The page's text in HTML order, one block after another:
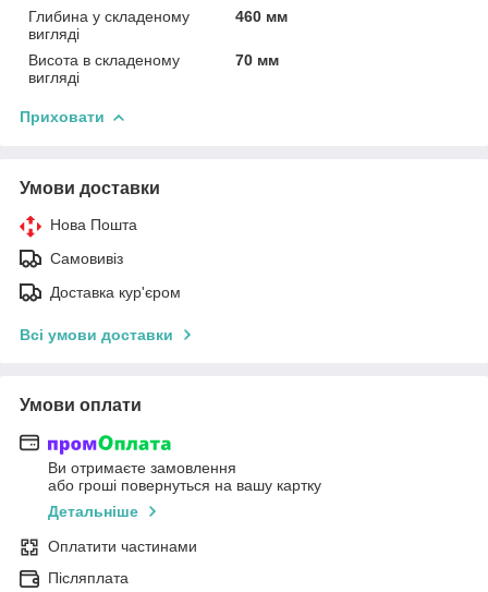
Глибина у складеному
вигляді
460 мм
Висота в складеному
вигляді
70 мм
Приховати
Умови доставки
Нова Пошта
Самовивіз
Доставка кур'єром
Всі умови доставки
Умови оплати
Ви отримаєте замовлення
або гроші повернуться на вашу картку
Детальніше
Оплатити частинами
Післяплата